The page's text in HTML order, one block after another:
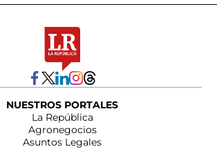
NUESTROS PORTALES
La República
Agronegocios
Asuntos Legales